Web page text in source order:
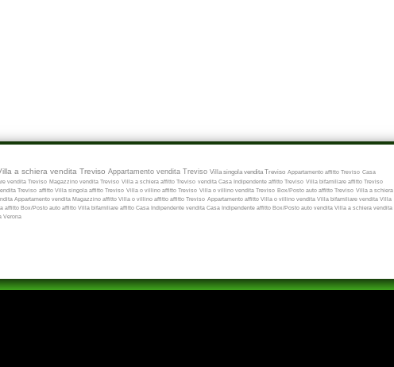
a schiera vendita Treviso Appartamento vendita Treviso Villa singola vendita Treviso Appartamento affitto Treviso Casa
vendita Treviso Magazzino vendita Treviso Villa a schiera affitto Treviso vendita Casa Indipendente affitto Treviso Villa bifamiliare affitto Treviso
Treviso affitto Villa singola affitto Treviso Villa o villino affitto Treviso Villa o villino vendita Treviso Box/Posto auto affitto Treviso Villa a schiera
Appartamento vendita Magazzino affitto Villa o villino affitto affitto Treviso Appartamento affitto Villa o villino vendita Villa bifamiliare vendita Villa
affitto Box/Posto auto affitto Villa bifamiliare affitto Casa Indipendente vendita Casa Indipendente affitto Box/Posto auto vendita Villa a schiera vendita
Verona